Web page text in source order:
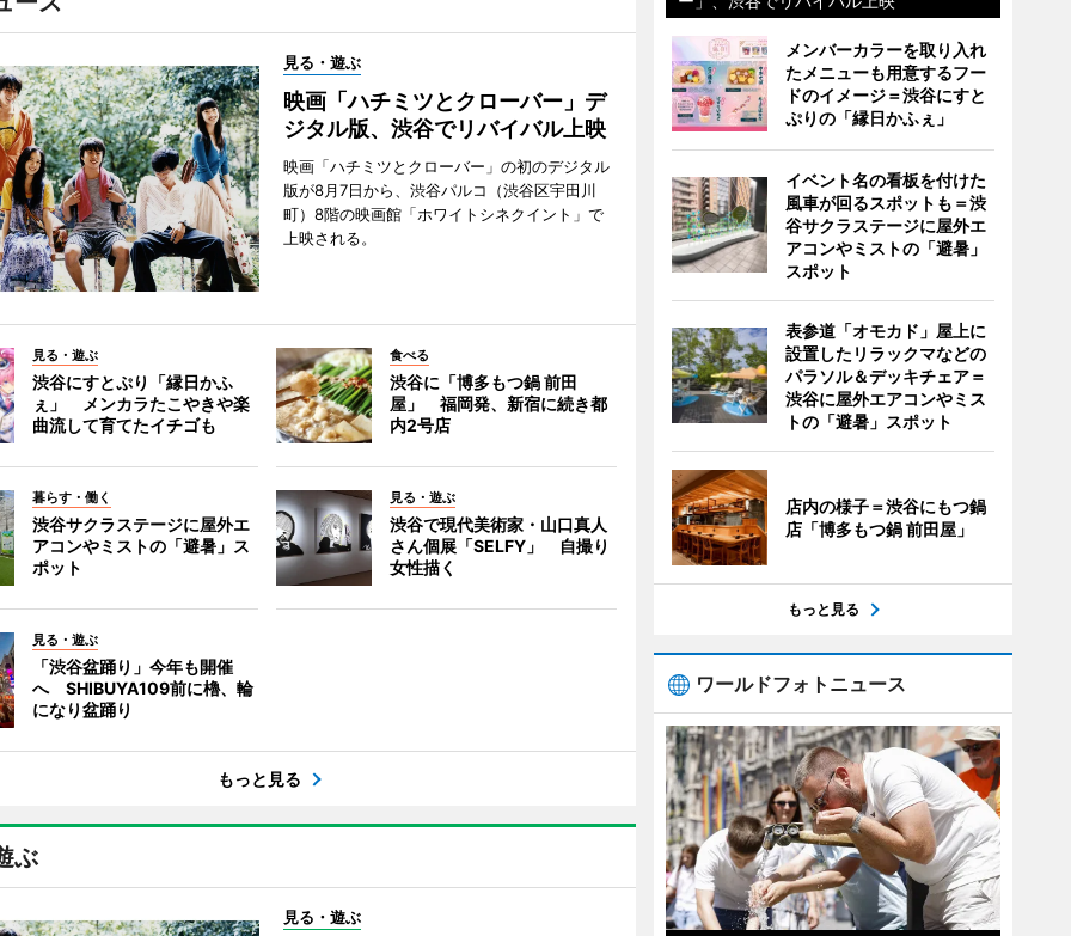
見る・遊ぶ
映画「ハチミツとクローバー」デ
ジタル版、渋谷でリバイバル上映
映画「ハチミツとクローバー」の初のデジタル
版が8月7日から、渋谷パルコ（渋谷区宇田川
町）8階の映画館「ホワイトシネクイント」で
上映される。
見る・遊ぶ
渋谷にすとぷり「縁日かふ
ぇ」 メンカラたこやきや楽
曲流して育てたイチゴも
食べる
渋谷に「博多もつ鍋 前田
屋」 福岡発、新宿に続き都
内2号店
暮らす・働く
渋谷サクラステージに屋外エ
アコンやミストの「避暑」ス
ポット
見る・遊ぶ
渋谷で現代美術家・山口真人
さん個展「SELFY」 自撮り
女性描く
見る・遊ぶ
「渋谷盆踊り」今年も開催
へ SHIBUYA109前に櫓、輪
になり盆踊り
もっと見る
ぶ
見る・遊ぶ
メンバーカラーを取り入れ
たメニューも用意するフー
ドのイメージ＝渋谷にすと
ぷりの「縁日かふぇ」
イベント名の看板を付けた
風車が回るスポットも＝渋
谷サクラステージに屋外エ
アコンやミストの「避暑」
スポット
表参道「オモカド」屋上に
設置したリラックマなどの
パラソル＆デッキチェア＝
渋谷に屋外エアコンやミス
トの「避暑」スポット
店内の様子＝渋谷にもつ鍋
店「博多もつ鍋 前田屋」
もっと見る
ワールドフォトニュース